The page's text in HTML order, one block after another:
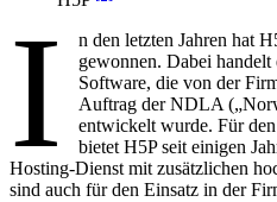
I
n den letzten Jahren hat
gewonnen. Dabei
Software, die von der
Auftrag der NDLA
entwickelt wurde. Für
bietet H5P seit einigen
Hosting-Dienst mit zusätzlichen
sind auch für den Einsatz in der